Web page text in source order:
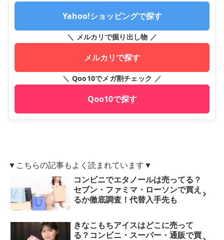
Yahoo!ショッピングで探す
＼ メルカリで掘り出し物 ／
メルカリで探す
＼ Qoo10でメガ割チェック ／
Qoo10で探す
▼こちらの記事もよく読まれています▼
コンビニでエタノールは売ってる？
セブン・ファミマ・ローソンで買え
るか徹底調査！代替入手先も
きなこもちアイスはどこに売って
る？コンビニ・スーパー・通販で買